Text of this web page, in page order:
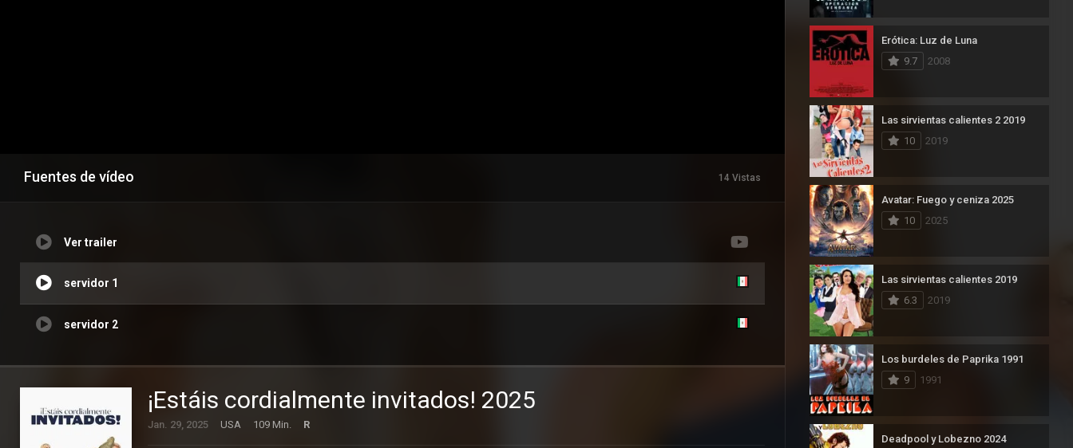
Fuentes de vídeo 14 Vistas
Ver trailer
servidor 1
servidor 2
¡Estáis cordialmente invitados! 2025
Jan. 29, 2025 USA 109 Min. R
Erótica: Luz de Luna
9.7
2008
Las sirvientas calientes 2 2019
10
2019
Avatar: Fuego y ceniza 2025
10
2025
Las sirvientas calientes 2019
6.3
2019
Los burdeles de Paprika 1991
9
1991
Deadpool y Lobezno 2024